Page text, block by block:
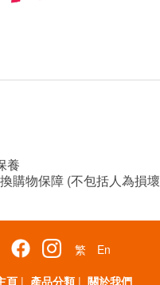
養
購物保障 (不包括人為損
繁
En
頁 | 產品分類 | 關於我們